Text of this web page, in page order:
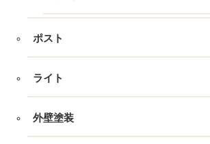
ポスト
ライト
外壁塗装